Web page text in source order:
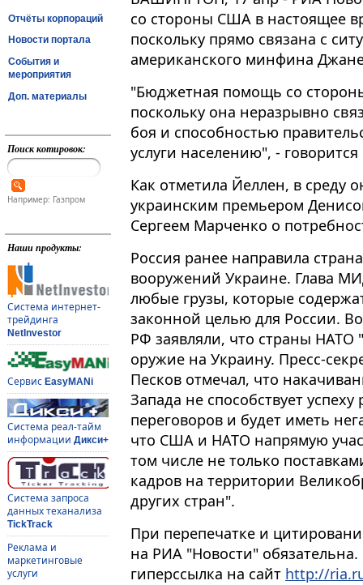
Отчёты корпораций
Новости портала
События и
мероприятия
Доп. материалы
Поиск котировок:
Например: Газпром
Наши продукты:
Система интернет-
трейдинга
NetInvestor
Сервис EasyMANi
Система реал-тайм
информации Дикси+
Система запроса
данных теханализа
TickTrack
Реклама и
маркетинговые
услуги
со стороны США в настоящее
поскольку прямо связана с
американского минфина
"Бюджетная помощь со
поскольку она неразрывно
боя и способностью
услуги населению", -
Как отметила Йеллен, в среду
украинским премьером
Сергеем Марченко о
Россия ранее направила
вооружений Украине. Глава
любые грузы, которые
законной целью для России.
РФ заявляли, что страны НАТО
оружие на Украину. Пресс-
Песков отмечал, что
Запада не способствует
переговоров и будет иметь
что США и НАТО напрямую
том числе не только
кадров на территории
других стран".
При перепечатке и
на РИА "Новости"
гиперссылка на сайт http://